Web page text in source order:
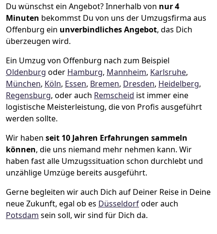
Du wünschst ein Angebot? Innerhalb von nur 4
Minuten bekommst Du von uns der Umzugsfirma aus
Offenburg ein unverbindliches Angebot, das Dich
überzeugen wird.
Ein Umzug von Offenburg nach zum Beispiel
Oldenburg oder Hamburg, Mannheim, Karlsruhe,
München, Köln, Essen, Bremen, Dresden, Heidelberg,
Regensburg, oder auch Remscheid ist immer eine
logistische Meisterleistung, die von Profis ausgeführt
werden sollte.
Wir haben seit 10 Jahren Erfahrungen sammeln
können, die uns niemand mehr nehmen kann. Wir
haben fast alle Umzugssituation schon durchlebt und
unzählige Umzüge bereits ausgeführt.
Gerne begleiten wir auch Dich auf Deiner Reise in Deine
neue Zukunft, egal ob es Düsseldorfoder auch
Potsdam sein soll, wir sind für Dich da.